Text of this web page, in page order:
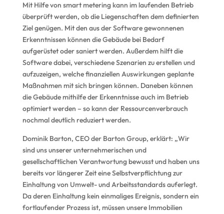
Mit Hilfe von smart metering kann im laufenden Betrieb
überprüft werden, ob die Liegenschaften dem definierten
Ziel genügen. Mit den aus der Software gewonnenen
Erkenntnissen können die Gebäude bei Bedarf
aufgerüstet oder saniert werden. Außerdem hilft die
Software dabei, verschiedene Szenarien zu erstellen und
aufzuzeigen, welche finanziellen Auswirkungen geplante
Maßnahmen mit sich bringen können. Daneben können
die Gebäude mithilfe der Erkenntnisse auch im Betrieb
optimiert werden – so kann der Ressourcenverbrauch
nochmal deutlich reduziert werden.
Dominik Barton, CEO der Barton Group, erklärt: „Wir
sind uns unserer unternehmerischen und
gesellschaftlichen Verantwortung bewusst und haben uns
bereits vor längerer Zeit eine Selbstverpflichtung zur
Einhaltung von Umwelt- und Arbeitsstandards auferlegt.
Da deren Einhaltung kein einmaliges Ereignis, sondern ein
fortlaufender Prozess ist, müssen unsere Immobilien